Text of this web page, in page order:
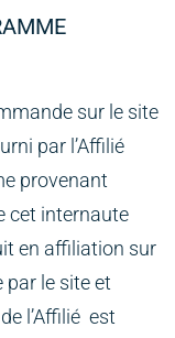
sur le site
par l’Affilié
provenant
cet internaute
en affiliation sur
par le site et
l’Affilié est